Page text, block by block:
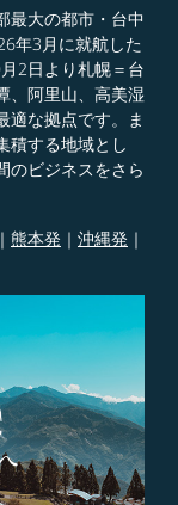
最大の都市・台中
年3月に就航した
2日より札幌＝台
、阿里山、高美湿
適な拠点です。ま
積する地域とし
のビジネスをさら
｜ 熊本発 ｜ 沖縄発 ｜